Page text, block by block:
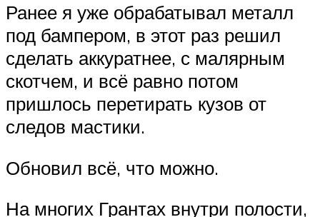
Ранее я уже обрабатывал металл
под бампером, в этот раз решил
сделать аккуратнее, с малярным
скотчем, и всё равно потом
пришлось перетирать кузов от
следов мастики.
Обновил всё, что можно.
На многих Грантах внутри полости,